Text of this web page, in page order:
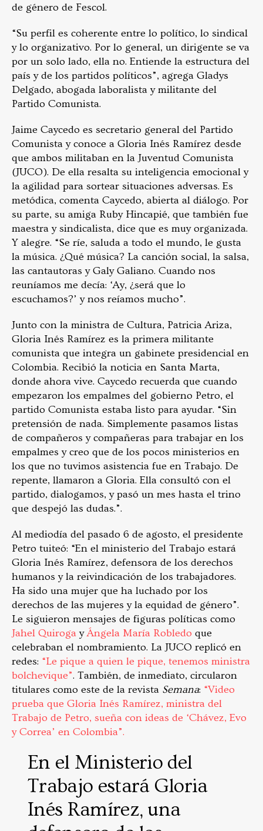
de género de Fescol.
“Su perfil es coherente entre lo político, lo sindical
y lo organizativo. Por lo general, un dirigente se va
por un solo lado, ella no. Entiende la estructura del
país y de los partidos políticos”, agrega Gladys
Delgado, abogada laboralista y militante del
Partido Comunista.
Jaime Caycedo es secretario general del Partido
Comunista y conoce a Gloria Inés Ramírez desde
que ambos militaban en la Juventud Comunista
(JUCO). De ella resalta su inteligencia emocional y
la agilidad para sortear situaciones adversas. Es
metódica, comenta Caycedo, abierta al diálogo. Por
su parte, su amiga Ruby Hincapié, que también fue
maestra y sindicalista, dice que es muy organizada.
Y alegre. “Se ríe, saluda a todo el mundo, le gusta
la música. ¿Qué música? La canción social, la salsa,
las cantautoras y Galy Galiano. Cuando nos
reuníamos me decía: ‘Ay, ¿será que lo
escuchamos?’ y nos reíamos mucho”.
Junto con la ministra de Cultura, Patricia Ariza,
Gloria Inés Ramírez es la primera militante
comunista que integra un gabinete presidencial en
Colombia. Recibió la noticia en Santa Marta,
donde ahora vive. Caycedo recuerda que cuando
empezaron los empalmes del gobierno Petro, el
partido Comunista estaba listo para ayudar. “Sin
pretensión de nada. Simplemente pasamos listas
de compañeros y compañeras para trabajar en los
empalmes y creo que de los pocos ministerios en
los que no tuvimos asistencia fue en Trabajo. De
repente, llamaron a Gloria. Ella consultó con el
partido, dialogamos, y pasó un mes hasta el trino
que despejó las dudas.”.
Al mediodía del pasado 6 de agosto, el presidente
Petro tuiteó: “En el ministerio del Trabajo estará
Gloria Inés Ramírez, defensora de los derechos
humanos y la reivindicación de los trabajadores.
Ha sido una mujer que ha luchado por los
derechos de las mujeres y la equidad de género”.
Le siguieron mensajes de figuras políticas como
Jahel QuirogayÁngela María Robledo que
celebraban el nombramiento. La JUCO replicó en
redes: “Le pique a quien le pique, tenemos ministra
bolchevique”. También, de inmediato, circularon
titulares como este de la revista Semana: “Video
prueba que Gloria Inés Ramírez, ministra del
Trabajo de Petro, sueña con ideas de ‘Chávez, Evo
y Correa’ en Colombia”.
En el Ministerio del
Trabajo estará Gloria
Inés Ramírez, una